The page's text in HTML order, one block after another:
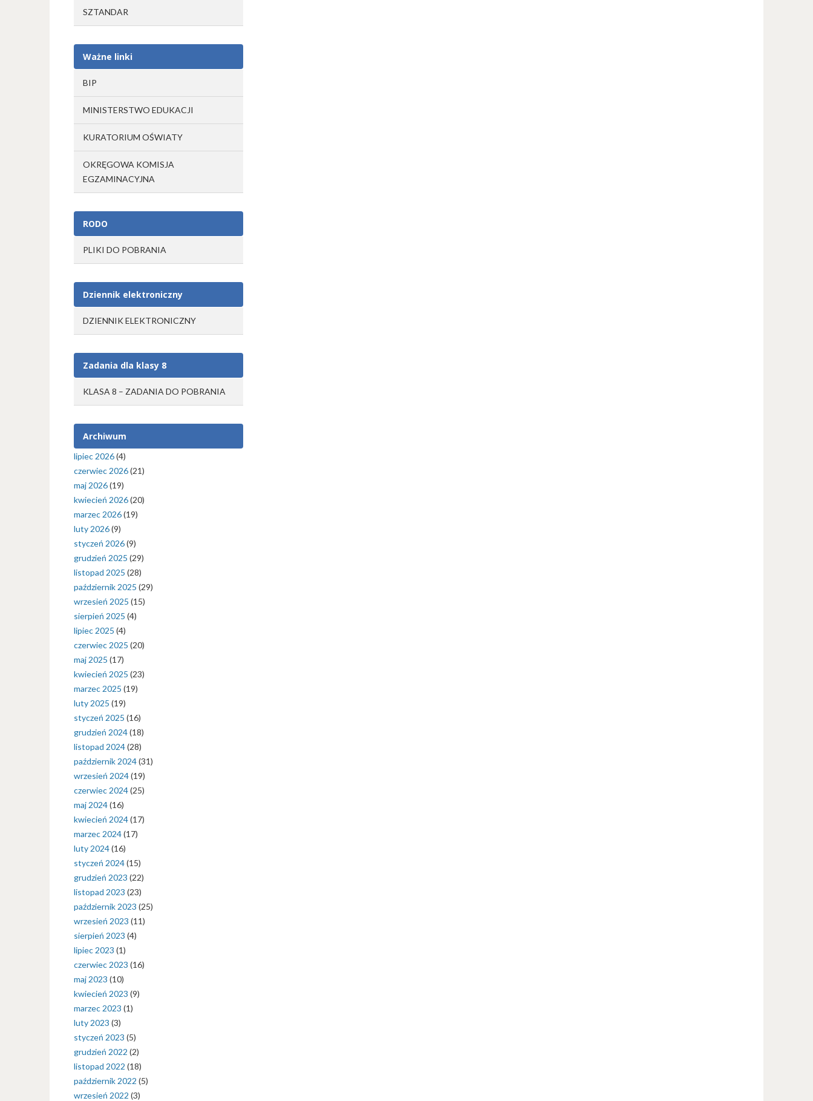
SZTANDAR
Ważne linki
BIP
MINISTERSTWO EDUKACJI
KURATORIUM OŚWIATY
OKRĘGOWA KOMISJA
EGZAMINACYJNA
RODO
PLIKI DO POBRANIA
Dziennik elektroniczny
DZIENNIK ELEKTRONICZNY
Zadania dla klasy 8
KLASA 8 – ZADANIA DO POBRANIA
Archiwum
lipiec 2026(4)
czerwiec 2026(21)
maj 2026(19)
kwiecień 2026(20)
marzec 2026(19)
luty 2026(9)
styczeń 2026(9)
grudzień 2025 (29)
listopad 2025 (28)
październik 2025 (29)
wrzesień 2025 (15)
sierpień 2025 (4)
lipiec 2025 (4)
czerwiec 2025 (20)
maj 2025 (17)
kwiecień 2025 (23)
marzec 2025 (19)
luty 2025 (19)
styczeń 2025 (16)
grudzień 2024(18)
listopad 2024(28)
październik 2024(31)
wrzesień 2024(19)
czerwiec 2024(25)
maj 2024(16)
kwiecień 2024(17)
marzec 2024(17)
luty 2024(16)
styczeń 2024(15)
grudzień 2023 (22)
listopad 2023 (23)
październik 2023 (25)
wrzesień 2023 (11)
sierpień 2023 (4)
lipiec 2023 (1)
czerwiec 2023 (16)
maj 2023 (10)
kwiecień 2023 (9)
marzec 2023 (1)
luty 2023 (3)
styczeń 2023 (5)
grudzień 2022 (2)
listopad 2022 (18)
październik 2022 (5)
wrzesień 2022 (3)